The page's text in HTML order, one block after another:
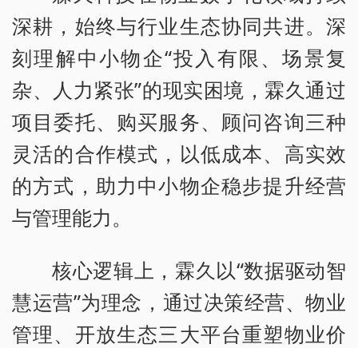
深耕，始终与行业生态协同共进。深
刻理解中小物企“投入有限、场景复
杂、人力紧张”的现实困境，霖久通过
项目委托、购买服务、顾问咨询三种
灵活的合作模式，以低成本、高实效
的方式，助力中小物企稳步提升经营
与管理能力。
核心逻辑上，霖久以“数据驱动智
慧运营”为理念，通过决策经营、物业
管理、开放生态三大平台重塑物业价